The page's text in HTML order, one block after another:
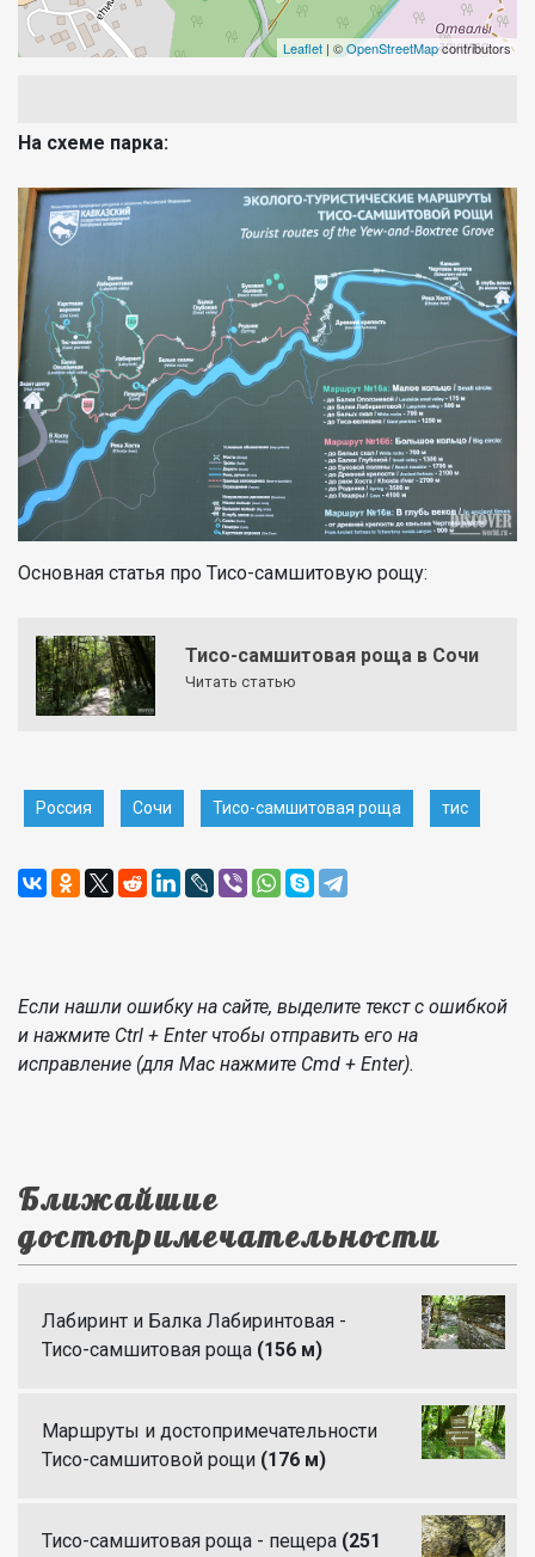
Leaflet | ©OpenStreetMapcontributors
На схеме парка:
Основная статья про Тисо-самшитовую рощу:
Тисо-самшитовая роща в Сочи
Читать статью
Россия Сочи Тисо-самшитовая роща тис
Если нашли ошибку на сайте, выделите текст с ошибкой
и нажмите Ctrl + Enter чтобы отправить его на
исправление (для Mac нажмите Cmd + Enter).
Ближайшие
достопримечательности
Лабиринт и Балка Лабиринтовая -
Тисо-самшитовая роща (156 м)
Маршруты и достопримечательности
Тисо-самшитовой рощи (176 м)
Тисо-самшитовая роща - пещера (251